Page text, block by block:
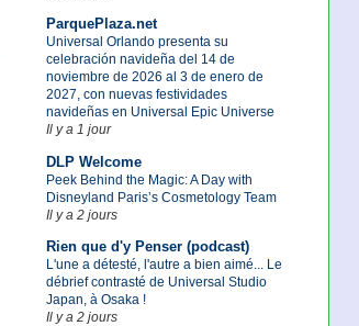
ParquePlaza.net
Universal Orlando presenta su
celebración navideña del 14 de
noviembre de 2026 al 3 de enero de
2027, con nuevas festividades
navideñas en Universal Epic Universe
Il y a 1 jour
DLP Welcome
Peek Behind the Magic: A Day with
Disneyland Paris’s Cosmetology Team
Il y a 2 jours
Rien que d'y Penser (podcast)
L'une a détesté, l'autre a bien aimé... Le
débrief contrasté de Universal Studio
Japan, à Osaka !
Il y a 2 jours